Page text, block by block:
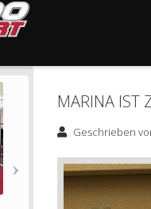
MARINA IST
Geschrieben